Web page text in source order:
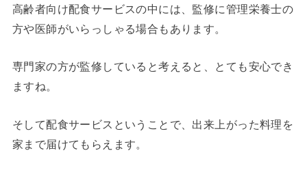
高齢者向け配食サービスの中には、監修に管理栄養士の
方や医師がいらっしゃる場合もあります。
専門家の方が監修していると考えると、とても安心でき
ますね。
そして配食サービスということで、出来上がった料理を
家まで届けてもらえます。